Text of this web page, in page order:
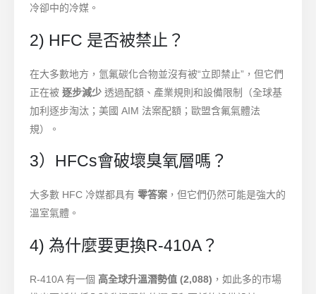
冷卻中的冷媒。
2) HFC 是否被禁止？
在大多數地方，氫氟碳化合物並沒有被“立即禁止”，但它們
正在被逐步減少 透過配額、產業規則和設備限制（全球基
加利逐步淘汰；美國 AIM 法案配額；歐盟含氟氣體法
規）。
3）HFCs會破壞臭氧層嗎？
大多數 HFC 冷媒都具有零答案 ，但它們仍然可能是強大的
溫室氣體。
4) 為什麼要更換R-410A？
R-410A 有一個高全球升溫潛勢值 (2,088) ，如此多的市場